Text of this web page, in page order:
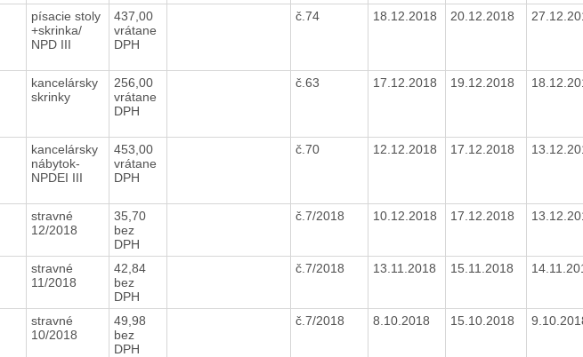
písacie stoly
+skrinka/
NPD III
437,00
vrátane
DPH
č.74 18.12.2018 20.12.2018
kancelársky
skrinky
256,00
vrátane
DPH
č.63 17.12.2018 19.12.2018
kancelársky
nábytok-
NPDEI III
453,00
vrátane
DPH
č.70 12.12.2018 17.12.2018
stravné
12/2018
35,70
bez
DPH
č.7/2018 10.12.2018 17.12.2018
stravné
11/2018
42,84
bez
DPH
č.7/2018 13.11.2018 15.11.2018
stravné
10/2018
49,98
bez
DPH
č.7/2018 8.10.2018 15.10.2018